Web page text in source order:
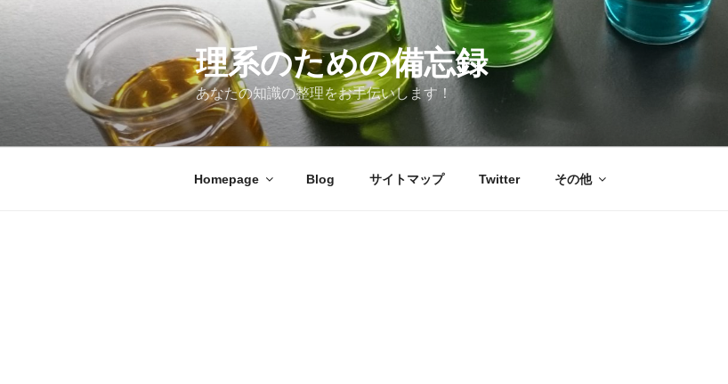
理系のための備忘録
あなたの知識の整理をお手伝いします！
Homepage Blog サイトマップ Twitter その他